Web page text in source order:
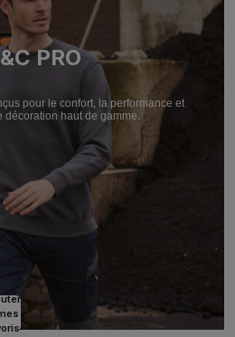
PRO
pour le confort, la performance et
décoration haut de gamme.